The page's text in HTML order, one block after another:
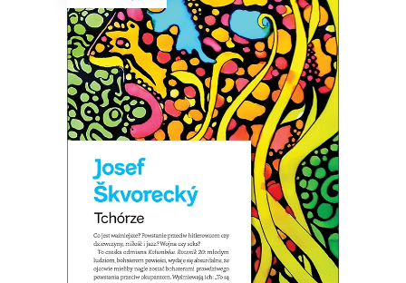
TCHÓRZE
NOWE WYDANIE KULTOWEJ
69.00zł 44.85zł
KSIĄŻKA DO KOSZYKA